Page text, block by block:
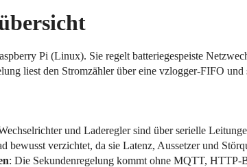
Pi (Linux). Sie regelt batteriegespeiste
liest den Stromzähler über eine vzlogger-FIFO
und Laderegler sind über serielle
verzichtet, da sie Latenz, Aussetzer und
: Die Sekundenregelung kommt ohne MQTT, HTTP-